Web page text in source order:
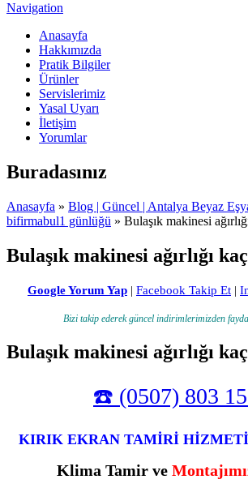
Navigation
Anasayfa
Hakkımızda
Pratik Bilgiler
Ürünler
Servislerimiz
Yasal Uyarı
İletişim
Yorumlar
Buradasınız
Anasayfa » Blog | Güncel | Antalya Beyaz
bifirmabul1 günlüğü » Bulaşık makinesi
Bulaşık makinesi ağırlığı
Google Yorum Yap | Facebook Takip Et |
Bizi takip ederek güncel indirimlerimizden
Bulaşık makinesi ağırlığı
☎️ (0507) 803
KIRIK EKRAN TAMİRİ
Klima Tamir ve